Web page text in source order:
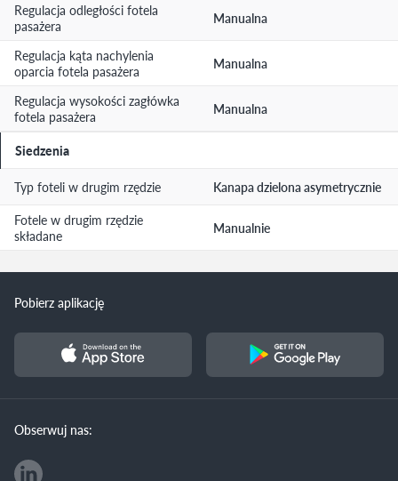
Regulacja odległości fotela
pasażera
Manualna
Regulacja kąta nachylenia
oparcia fotela pasażera
Manualna
Regulacja wysokości zagłówka
fotela pasażera
Manualna
Siedzenia
Typ foteli w drugim rzędzie
Kanapa dzielona asymetrycznie
Fotele w drugim rzędzie
składane
Manualnie
Pobierz aplikację
Obserwuj nas: